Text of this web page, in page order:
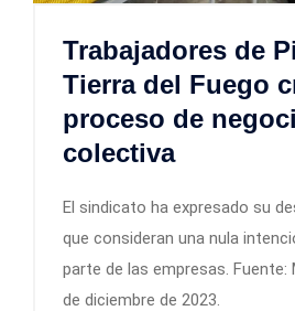
Trabajadores de
Tierra del Fuego
proceso de
colectiva
El sindicato ha expresado su
que consideran una nula
parte de las empresas. Fuente:
de diciembre de 2023.